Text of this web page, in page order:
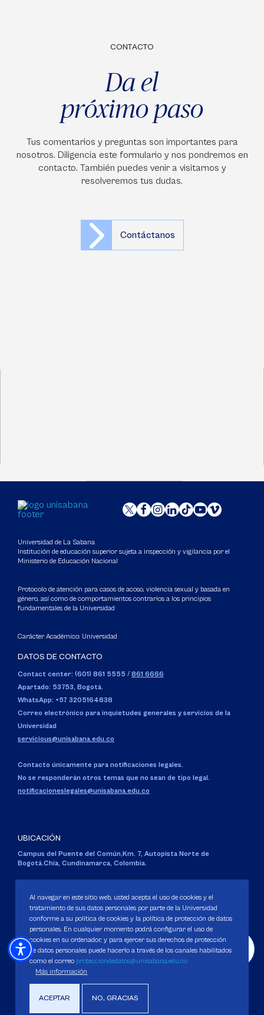
CONTACTO
Da el
próximo paso
Tus comentarios y preguntas son importantes para
nosotros. Diligencia este formulario y nos pondremos en
contacto. También puedes venir a visitarnos y
resolveremos tus dudas.
Contáctanos
Universidad de La Sabana
Institución de educación superior sujeta a inspección y vigilancia por el
Ministerio de Educación Nacional
Protocolo de atención para casos de acoso, violencia sexual y basada en
género, así como de comportamientos contrarios a los principios
fundamentales de la Universidad
Carácter Académico: Universidad
DATOS DE CONTACTO
Contact center: (601) 861 5555 / 861 6666
Apartado: 53753, Bogotá.
WhatsApp: +57 3205164838
Correo electrónico para inquietudes generales y servicios de la
Universidad
servicious@unisabana.edu.co
Contacto únicamente para notificaciones legales.
No se responderán otros temas que no sean de tipo legal.
notificacioneslegales@unisabana.edu.co
UBICACIÓN
Campus del Puente del Común,Km. 7, Autopista Norte de
Bogotá.Chía, Cundinamarca, Colombia.
Personería Jurídica:Resolución 130 del 14 de enero de 1980.
Ministerio de Educación Nacional.
Política de Protección de datos
Derechos Pecuniarios
Al navegar en este sitio web, usted acepta el uso de cookies y el
tratamiento de sus datos personales por parte de la Universidad
conforme a su política de cookies y la política de protección de datos
personales. En cualquier momento podrá configurar el uso de
cookies en su ordenador, y para ejercer sus derechos de protección
de datos personales puede hacerlo a través de los canales habilitados
como el correo protecciondedatos@unisabana.edu.co
Más información
ACEPTAR NO, GRACIAS